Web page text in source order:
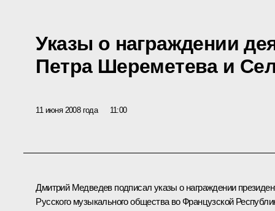
Указы о награждении
Петра Шереметева и
11 июня 2008 года 11:00
Дмитрий Медведев подписал указы о награждении
Русского музыкального общества во Французской